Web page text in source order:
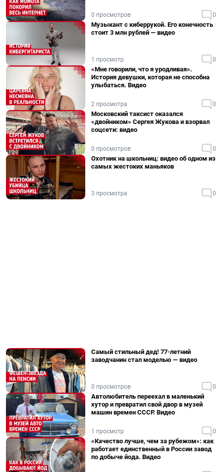
0 просмотров 0
Музыкант с киберрукой. Его конечность
стоит 3 млн рублей — видео
1 просмотр 0
«Мне говорили, что я уродливая».
История девушки, которая не способна
улыбаться. Видео
2 просмотра 0
Московский таксист оказался
«двойником» Сергея Жукова и взорвал
соцсети: видео
0 просмотров 0
Охотник на школьниц: видео об одном из
самых жестоких маньяков
3 просмотра 0
Самый стильный дед! 77-летний
заводчанин стал моделью — видео
0 просмотров 0
Автолюбитель переехал в маленький
хутор и превратил свой двор в музей
машин времен СССР. Видео
1 просмотр 0
«Качество лучше, чем за рубежом»: как
работает единственный в России завод
по добыче йода. Видео